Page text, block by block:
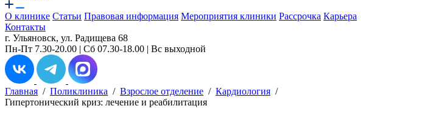
О клинике Статьи Правовая информация Мероприятия клиники Рассрочка Карьера
Контакты
г. Ульяновск, ул. Радищева 68
Пн-Пт 7.30-20.00 | Сб 07.30-18.00 | Вс выходной
Главная / Поликлиника / Взрослое отделение / Кардиология /
Гипертонический криз: лечение и реабилитация